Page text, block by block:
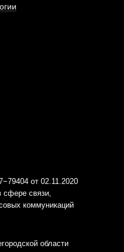
от 02.11.2020
сфере связи,
коммуникаций
области